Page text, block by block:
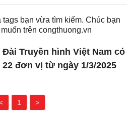
tags bạn vừa tìm kiếm. Chúc bạn
trên congthuong.vn
Đài Truyền hình Việt Nam có
22 đơn vị từ ngày 1/3/2025
1 >